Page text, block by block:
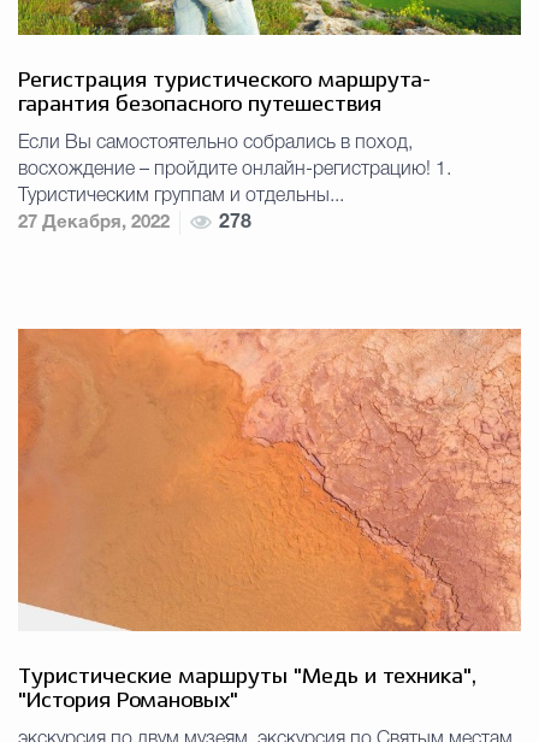
Регистрация туристического маршрута-
гарантия безопасного путешествия
Если Вы самостоятельно собрались в поход,
восхождение – пройдите онлайн-регистрацию! 1.
Туристическим группам и отдельны...
27 Декабря, 2022
278
Туристические маршруты "Медь и техника",
"История Романовых"